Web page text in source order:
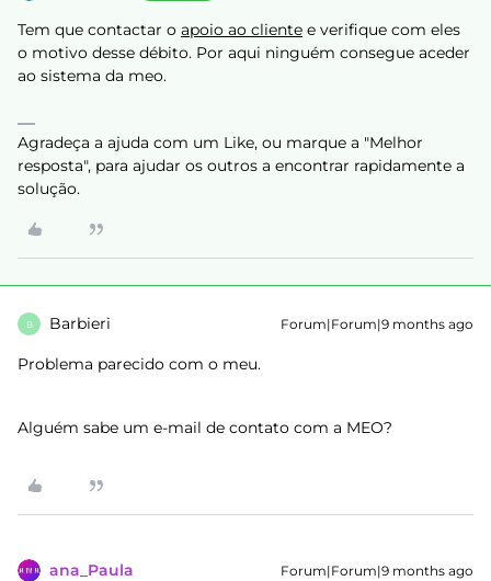
Tem que contactar o apoio ao cliente e verifique com eles
o motivo desse débito. Por aqui ninguém consegue aceder
ao sistema da meo.
Agradeça a ajuda com um Like, ou marque a "Melhor
resposta", para ajudar os outros a encontrar rapidamente a
solução.
B Barbieri Forum|Forum|9 months ago
Problema parecido com o meu.
Alguém sabe um e-mail de contato com a MEO?
ana_Paula Forum|Forum|9 months ago